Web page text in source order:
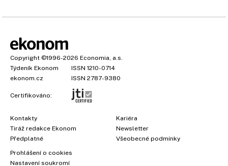
Copyright ©1996-2026 Economia, a.s.
Týdeník Ekonom
ISSN 1210-0714
ekonom.cz
ISSN 2787-9380
Certifikováno:
Kontakty
Tiráž redakce Ekonom
Předplatné
Kariéra
Newsletter
Všeobecné podmínky
Prohlášení o cookies
Nastavení soukromí